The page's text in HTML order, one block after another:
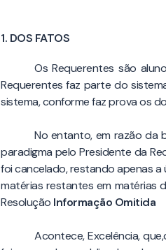
1. DOS FATOS
Os Requerentes são
Requerentes faz parte do
sistema, conforme faz prova os
No entanto, em razão da
paradigma pelo Presidente da
foi cancelado, restando apenas
matérias restantes em matérias
Resolução Informação Omitida
Acontece, Excelência,